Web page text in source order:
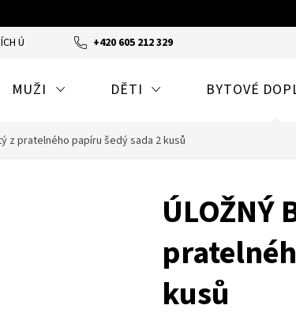
+420 605 212 329
ÚDAJŮ ODSTOUPENÍ OD SMLOUVY A REKLAMACE
MUŽI DĚTI BYTOVÉ
z pratelného papíru šedý sada 2 kusů
ÚLOŽNÝ
kusů